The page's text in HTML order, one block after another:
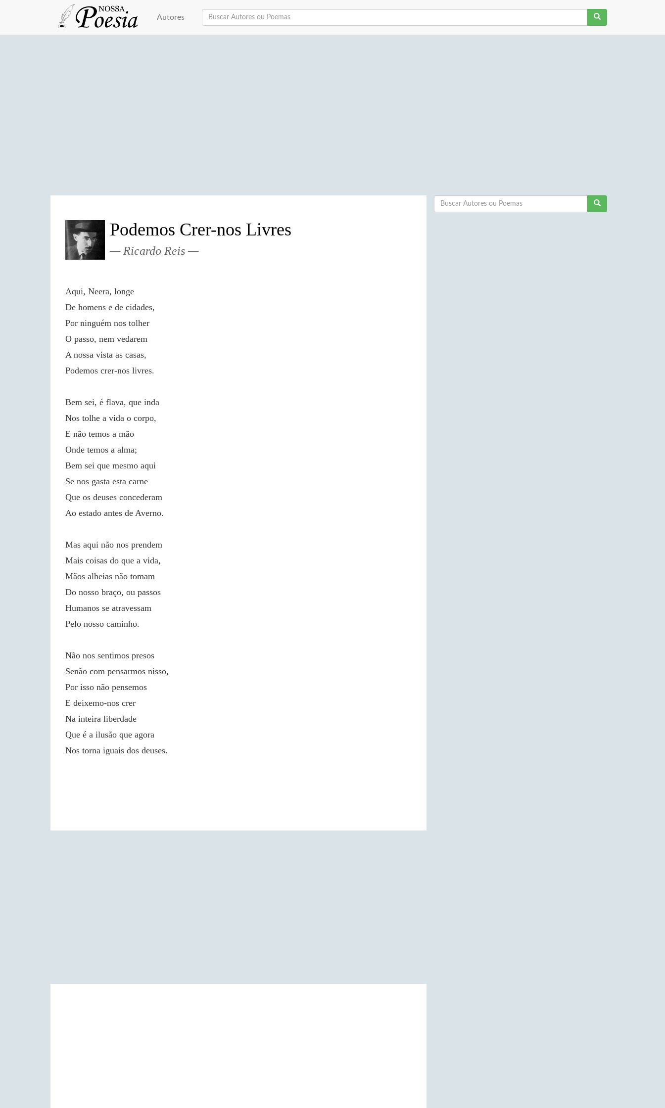
Autores
Podemos Crer-nos Livres
Ricardo Reis
Aqui, Neera, longe
De homens e de cidades,
Por ninguém nos tolher
O passo, nem vedarem
A nossa vista as casas,
Podemos crer-nos livres.
Bem sei, é flava, que inda
Nos tolhe a vida o corpo,
E não temos a mão
Onde temos a alma;
Bem sei que mesmo aqui
Se nos gasta esta carne
Que os deuses concederam
Ao estado antes de Averno.
Mas aqui não nos prendem
Mais coisas do que a vida,
Mãos alheias não tomam
Do nosso braço, ou passos
Humanos se atravessam
Pelo nosso caminho.
Não nos sentimos presos
Senão com pensarmos nisso,
Por isso não pensemos
E deixemo-nos crer
Na inteira liberdade
Que é a ilusão que agora
Nos torna iguais dos deuses.